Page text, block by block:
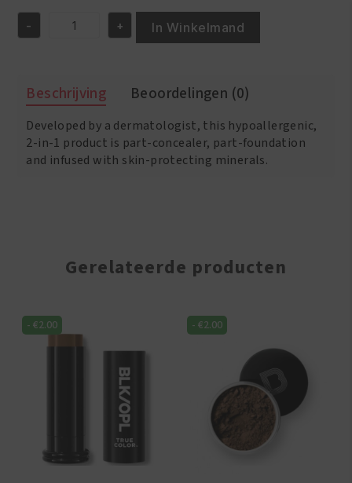
€16.95.
is:
€15.95.
Black
Concealing
Foundation
Kalahari
Sand
aantal
- + In Winkelmand
Beschrijving Beoordelingen (0)
Developed by a dermatologist, this hypoallergenic,
2-in-1 product is part-concealer, part-foundation
and infused with skin-protecting minerals.
Gerelateerde producten
-€2.00 -€2.00